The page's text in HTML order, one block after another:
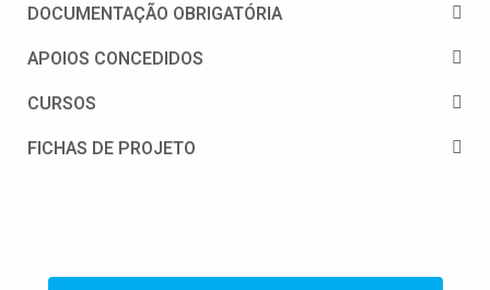
DOCUMENTAÇÃO OBRIGATÓRIA
APOIOS CONCEDIDOS
CURSOS
FICHAS DE PROJETO